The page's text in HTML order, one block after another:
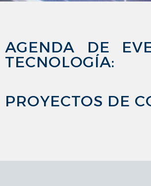
AGENDA DE
TECNOLOGÍA:
PROYECTOS DE